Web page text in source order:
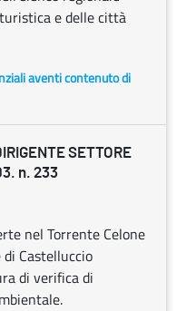
e delle città
aventi contenuto di
SETTORE
n. 233
nel Torrente Celone
Castelluccio
di verifica di